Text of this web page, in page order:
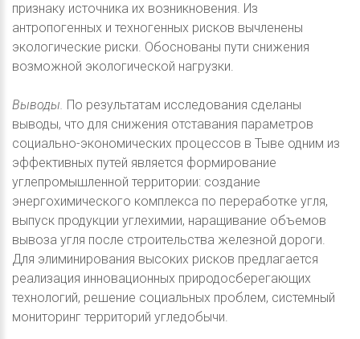
признаку источника их возникновения. Из
антропогенных и техногенных рисков вычленены
экологические риски. Обоснованы пути снижения
возможной экологической нагрузки.
Выводы. По результатам исследования сделаны
выводы, что для снижения отставания параметров
социально-экономических процессов в Тыве одним из
эффективных путей является формирование
углепромышленной территории: создание
энергохимического комплекса по переработке угля,
выпуск продукции углехимии, наращивание объемов
вывоза угля после строительства железной дороги.
Для элиминирования высоких рисков предлагается
реализация инновационных природосберегающих
технологий, решение социальных проблем, системный
мониторинг территорий угледобычи.